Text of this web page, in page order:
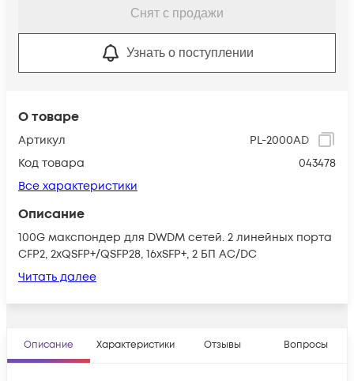
О товаре
Артикул
PL-2000AD
Код товара
043478
Все характеристики
Описание
100G макспондер для DWDM сетей. 2 линейных порта
CFP2, 2хQSFP+/QSFP28, 16xSFP+, 2 БП AC/DC
Читать далее
Снят с продажи
Узнать о поступлении
Описание Характеристики Отзывы Вопросы